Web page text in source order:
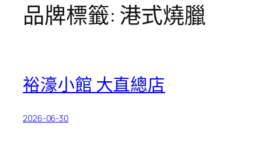
品牌標籤: 港式燒臘
裕濠小館 大直總店
2026-06-30